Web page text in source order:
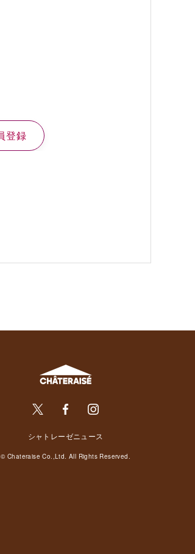
シャトレーゼニュース
© Chateraise Co.,Ltd. All Rights Reserved.